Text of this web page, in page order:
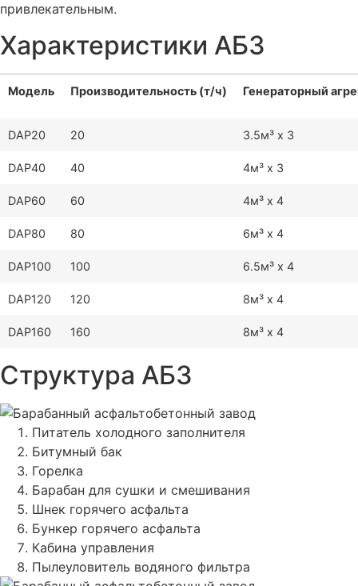
привлекательным.
Характеристики АБЗ
Модель Производительность (т/ч) Генераторный
DAP20 20 3.5м³ x 3
DAP40 40 4м³ x 3
DAP60 60 4м³ x 4
DAP80 80 6м³ x 4
DAP100 100 6.5м³ x 4
DAP120 120 8м³ x 4
DAP160 160 8м³ x 4
Структура АБЗ
Питатель холодного заполнителя
Битумный бак
Горелка
Барабан для сушки и смешивания
Шнек горячего асфальта
Бункер горячего асфальта
Кабина управления
Пылеуловитель водяного фильтра